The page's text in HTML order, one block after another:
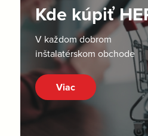
Kde kúpiť
V každom dobrom
inštalatérskom obchode
Viac